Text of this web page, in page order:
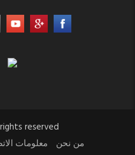
rights reserved
من نحن
معلومات